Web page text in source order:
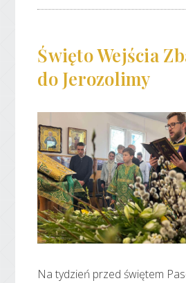
Święto Wejścia
do Jerozolimy
Na tydzień przed świętem